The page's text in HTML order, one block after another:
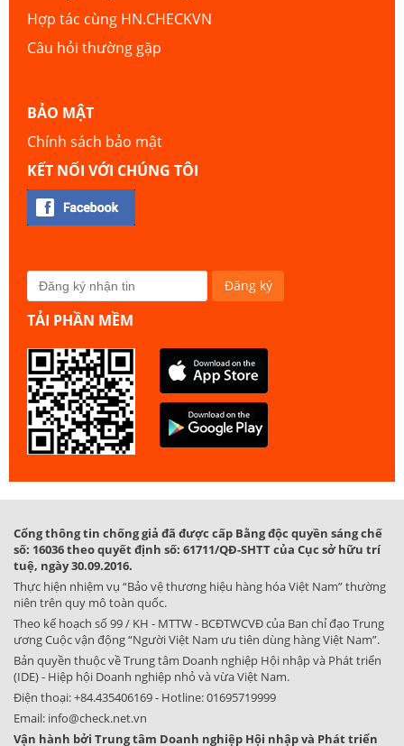
Hợp tác cùng HN.CHECKVN
Câu hỏi thường gặp
BẢO MẬT
Chính sách bảo mật
KẾT NỐI VỚI CHÚNG TÔI
TẢI PHẦN MỀM
Cổng thông tin chống giả đã được cấp Bằng độc quyền sáng chế
số: 16036 theo quyết định số: 61711/QĐ-SHTT của Cục sở hữu trí
tuệ, ngày 30.09.2016.
Thực hiện nhiệm vụ “Bảo vệ thương hiệu hàng hóa Việt Nam” thường
niên trên quy mô toàn quốc.
Theo kế hoạch số 99 / KH - MTTW - BCĐTWCVĐ của Ban chỉ đạo Trung
ương Cuộc vận động “Người Việt Nam ưu tiên dùng hàng Việt Nam”.
Bản quyền thuộc về Trung tâm Doanh nghiệp Hội nhập và Phát triển
(IDE) - Hiệp hội Doanh nghiệp nhỏ và vừa Việt Nam.
Điện thoại:+84.435406169- Hotline:01695719999
Email: info@check.net.vn
Vận hành bởi Trung tâm Doanh nghiệp Hội nhập và Phát triển